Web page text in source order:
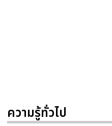
ความรู้ทั่วไป